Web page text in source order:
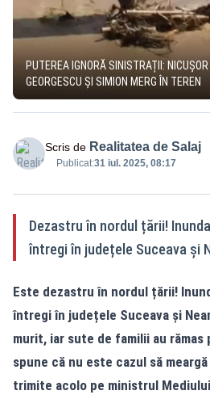
PUTEREA IGNORĂ SINISTRAȚII:
GEORGESCU ȘI SIMION MERG ÎN TEREN
Scris de Realitatea de Salaj
Publicat:31 iul. 2025, 08:17
Dezastru în nordul țării!
întregi în județele Suceava și
Este dezastru în nordul țării!
întregi în județele Suceava și
murit, iar sute de familii au rămas
spune că nu este cazul să
trimite acolo pe ministrul